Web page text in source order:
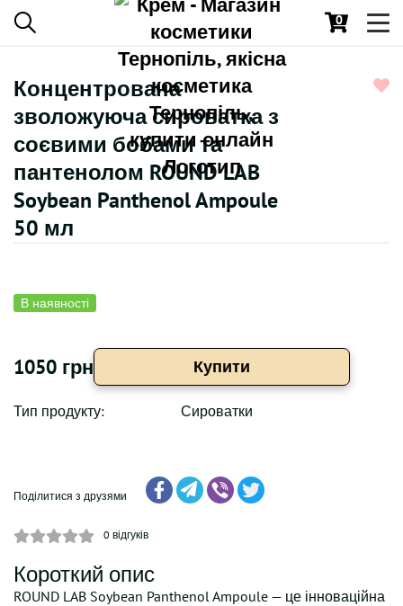
0
Концентрована
зволожуюча сироватка з
соєвими бобами та
пантенолом ROUND LAB
Soybean Panthenol Ampoule
50 мл
В наявності
1050 грн Купити
Тип продукту: Сироватки
Поділитися з друзями
0 відгуків
Короткий опис
ROUND LAB Soybean Panthenol Ampoule — це інноваційна